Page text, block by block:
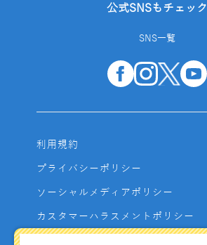
公式SNSもチェック
SNS一覧
利用規約
プライバシーポリシー
ソーシャルメディアポリシー
カスタマーハラスメントポリシー